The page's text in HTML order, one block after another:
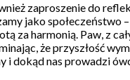
zaproszenie do
jako społeczeństwo –
za harmonią. Paw, z
że przyszłość
i dokąd nas prowadzi